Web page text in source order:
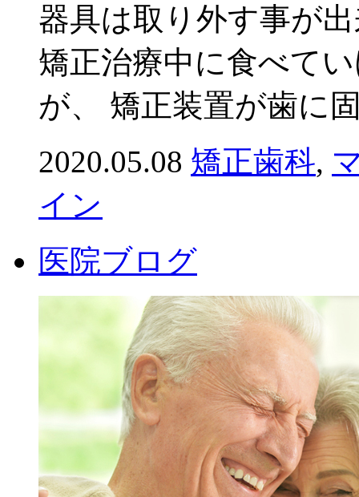
器具は取り外す事が
矯正治療中に食べて
が、 矯正装置が歯に
2020.05.08 矯正歯科,
イン
医院ブログ